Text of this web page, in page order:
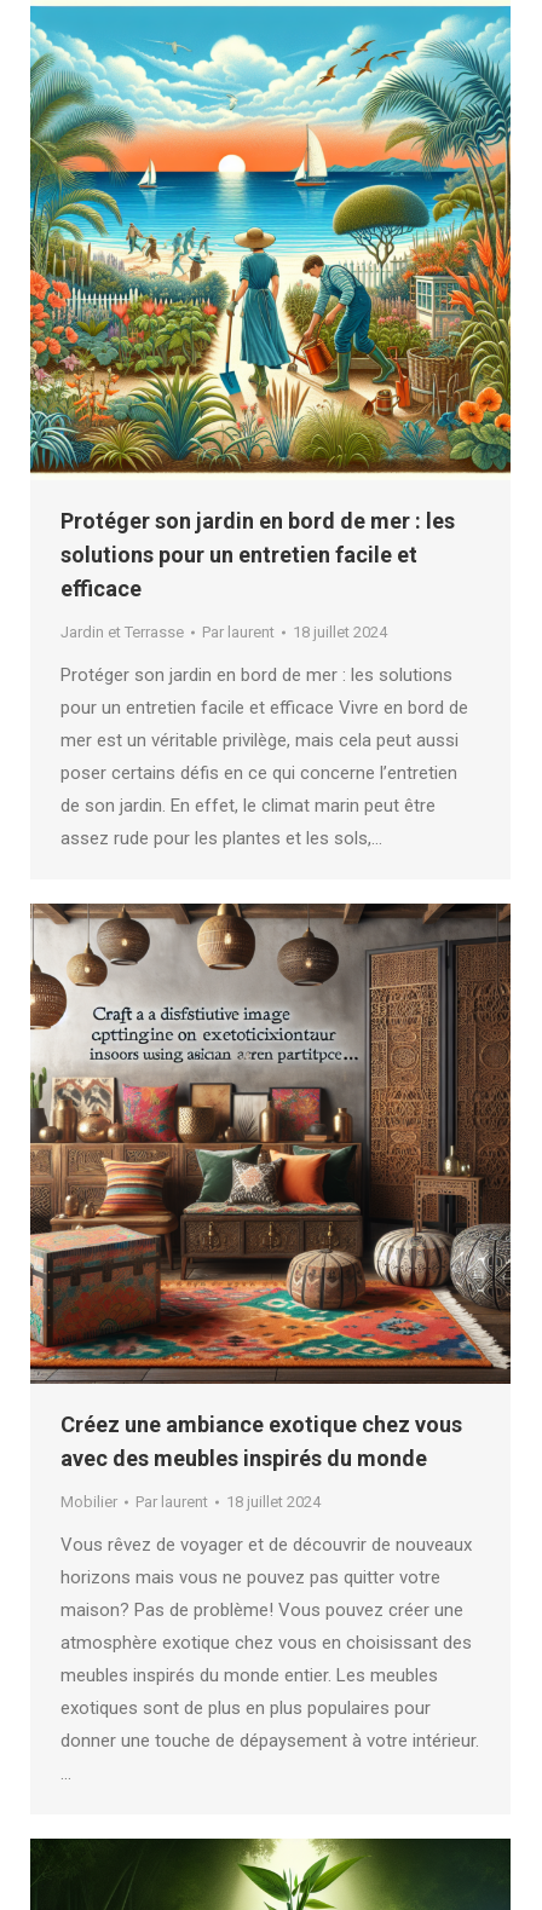
Protéger son jardin en bord de mer : les
solutions pour un entretien facile et
efficace
Jardin et Terrasse Par laurent 18 juillet 2024
Protéger son jardin en bord de mer : les solutions
pour un entretien facile et efficace Vivre en bord de
mer est un véritable privilège, mais cela peut aussi
poser certains défis en ce qui concerne l’entretien
de son jardin. En effet, le climat marin peut être
assez rude pour les plantes et les sols,…
Créez une ambiance exotique chez vous
avec des meubles inspirés du monde
Mobilier Par laurent 18 juillet 2024
Vous rêvez de voyager et de découvrir de nouveaux
horizons mais vous ne pouvez pas quitter votre
maison? Pas de problème! Vous pouvez créer une
atmosphère exotique chez vous en choisissant des
meubles inspirés du monde entier. Les meubles
exotiques sont de plus en plus populaires pour
donner une touche de dépaysement à votre intérieur.
…